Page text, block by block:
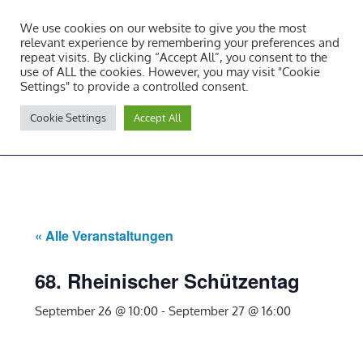
Inhalt
springenTambourcorps Concordia
Holzheim 1923
Tambourcorps
ConcordiaNAVIGATION
« Alle Veranstaltungen
68. Rheinischer Schützentag
September 26 @ 10:00- September 27 @ 16:00
We use cookies on our website to give you the most
relevant experience by remembering your preferences and
repeat visits. By clicking “Accept All”, you consent to the
use of ALL the cookies. However, you may visit "Cookie
Settings" to provide a controlled consent.
Cookie Settings Accept All